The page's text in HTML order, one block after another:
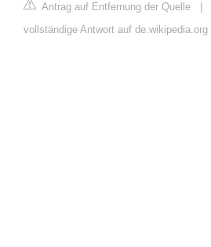
Antrag auf Entfernung der Quelle
vollständige Antwort auf de.wikipedia.org